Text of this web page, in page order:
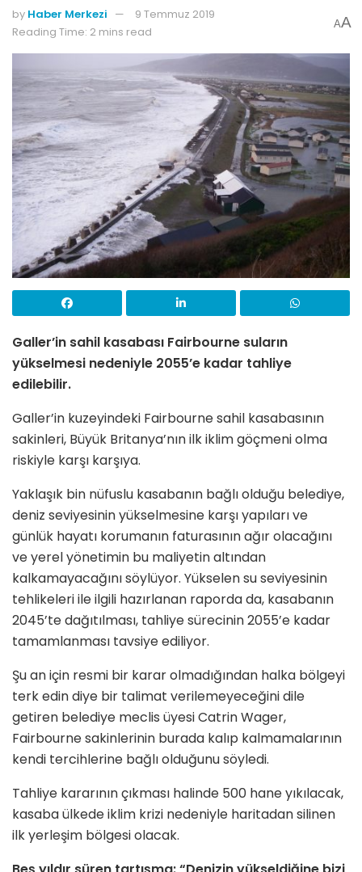
by Haber Merkezi
9 Temmuz 2019
Reading Time: 2 mins read
AA
Galler’in sahil kasabası Fairbourne suların
yükselmesi nedeniyle 2055’e kadar tahliye
edilebilir.
Galler’in kuzeyindeki Fairbourne sahil kasabasının
sakinleri, Büyük Britanya’nın ilk iklim göçmeni olma
riskiyle karşı karşıya.
Yaklaşık bin nüfuslu kasabanın bağlı olduğu belediye,
deniz seviyesinin yükselmesine karşı yapıları ve
günlük hayatı korumanın faturasının ağır olacağını
ve yerel yönetimin bu maliyetin altından
kalkamayacağını söylüyor. Yükselen su seviyesinin
tehlikeleri ile ilgili hazırlanan raporda da, kasabanın
2045’te dağıtılması, tahliye sürecinin 2055’e kadar
tamamlanması tavsiye ediliyor.
Şu an için resmi bir karar olmadığından halka bölgeyi
terk edin diye bir talimat verilemeyeceğini dile
getiren belediye meclis üyesi Catrin Wager,
Fairbourne sakinlerinin burada kalıp kalmamalarının
kendi tercihlerine bağlı olduğunu söyledi.
Tahliye kararının çıkması halinde 500 hane yıkılacak,
kasaba ülkede iklim krizi nedeniyle haritadan silinen
ilk yerleşim bölgesi olacak.